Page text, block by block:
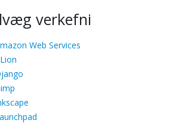
verkefni
Web Services